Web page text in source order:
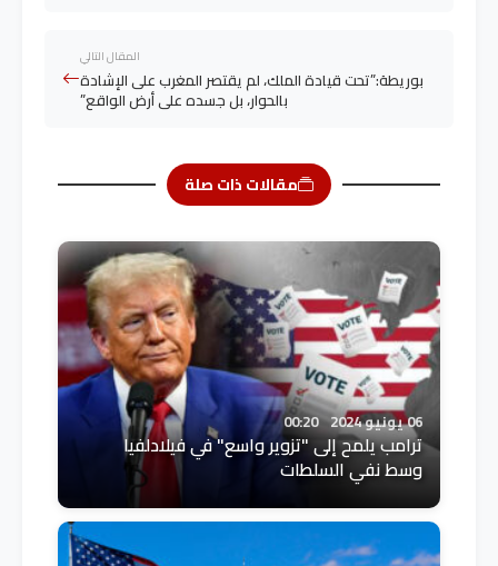
المقال التالي
بوريطة:”تحت قيادة الملك، لم يقتصر المغرب على الإشادة
بالحوار، بل جسده على أرض الواقع”
مقالات ذات صلة
06 يونيو 2024 00:20
ترامب يلمح إلى "تزوير واسع" في فيلادلفيا
وسط نفي السلطات